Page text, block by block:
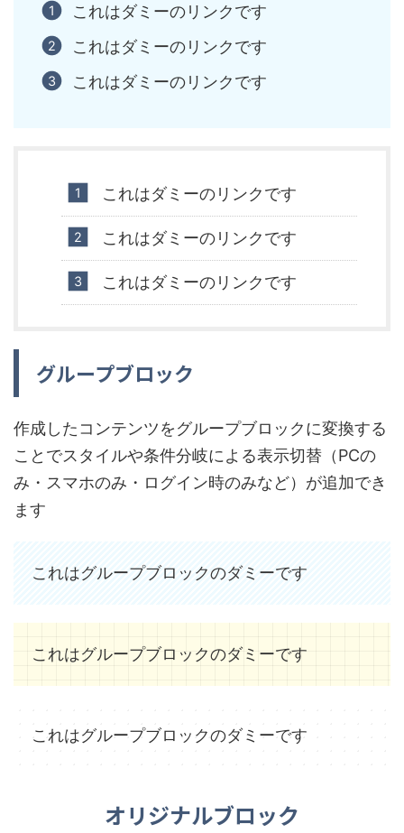
これはダミーのリンクです
これはダミーのリンクです
これはダミーのリンクです
これはダミーのリンクです
これはダミーのリンクです
これはダミーのリンクです
グループブロック
作成したコンテンツをグループブロックに変換する
ことでスタイルや条件分岐による表示切替（PCの
み・スマホのみ・ログイン時のみなど）が追加でき
ます
これはグループブロックのダミーです
これはグループブロックのダミーです
これはグループブロックのダミーです
オリジナルブロック